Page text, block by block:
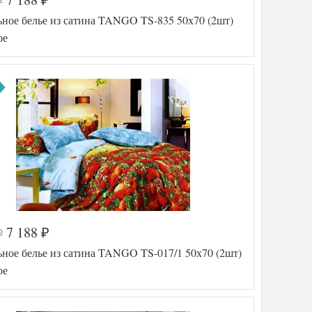
516-017
TT1647
160х210
220х245
50х70
(2шт)
Tango
(Китай)
516-109
TT1641
160х210
белье из сатина TANGO TS-835 50х70 (2шт)
7 188 ₽
белье из сатина TANGO TS-017/1 50х70 (2шт)